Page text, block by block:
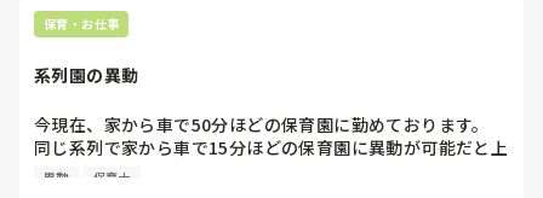
保育・お仕事
系列園の異動
今現在、家から車で50分ほどの保育園に勤めております。
同じ系列で家から車で15分ほどの保育園に異動が可能だと上
から伝えられました。
異動 保育士